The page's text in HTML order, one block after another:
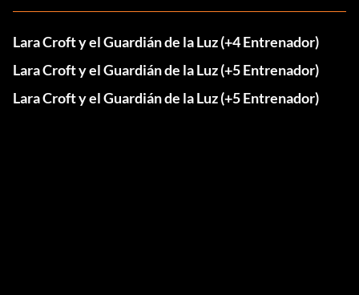
Lara Croft y el Guardián de la Luz (+4 Entrenador)
Lara Croft y el Guardián de la Luz (+5 Entrenador)
Lara Croft y el Guardián de la Luz (+5 Entrenador)